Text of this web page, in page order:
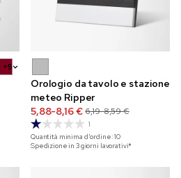
+5
Orologio da tavolo e stazione
meteo Ripper
5,88-8,16 € 6,19-8,59 €
1
Quantità minima d'ordine:10
Spedizione in 3 giorni lavorativi*